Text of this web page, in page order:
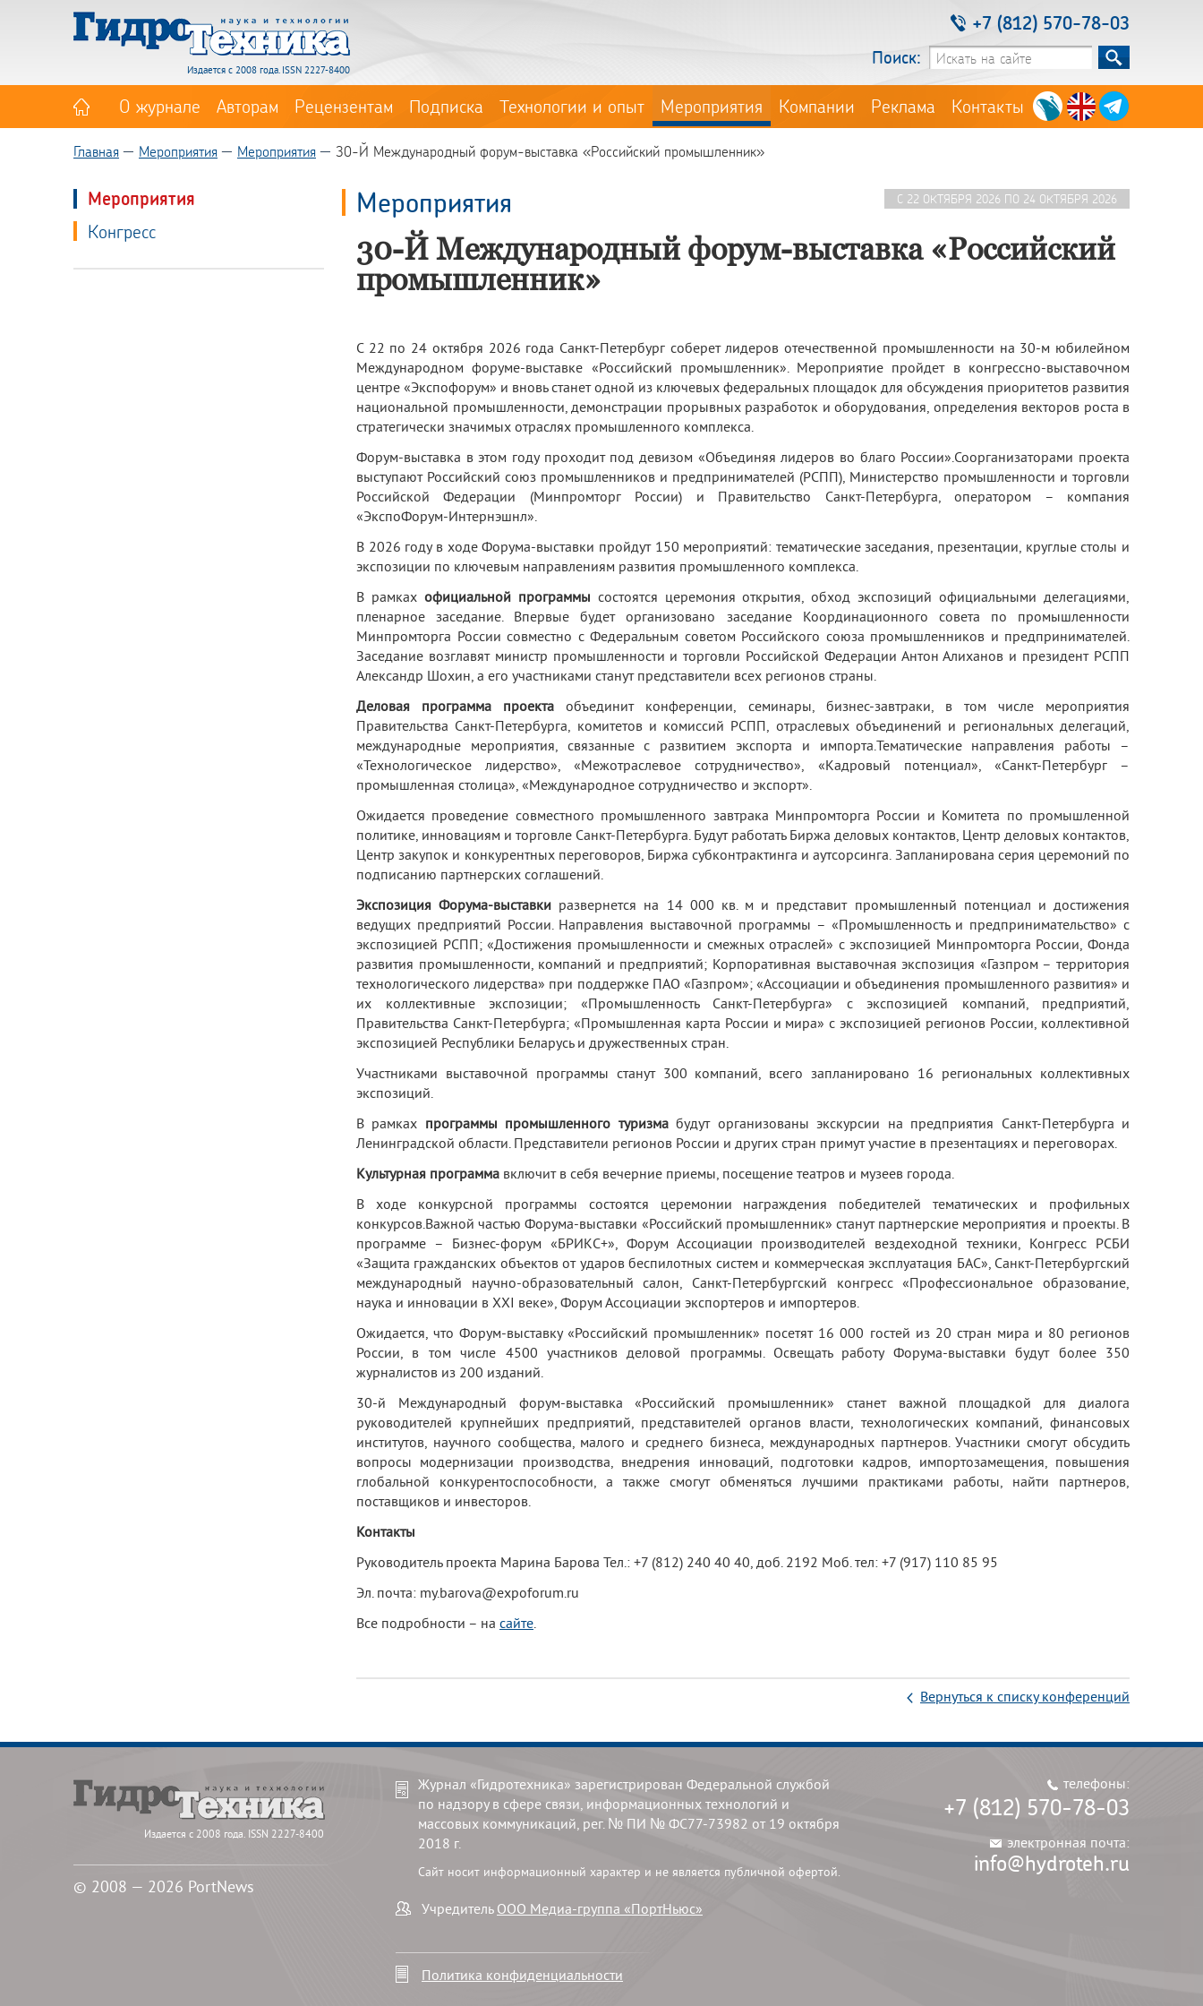
Издается с 2008 года. ISSN 2227-8400
+7 (812) 570-78-03
Поиск:
О журнале Авторам Рецензентам Подписка Технологии и опыт Мероприятия Компании Реклама Контакты
Главная Мероприятия Мероприятия 30-Й Международный форум-выставка «Российский промышленник»
Мероприятия
Конгресс
C 22 ОКТЯБРЯ 2026 ПО 24 ОКТЯБРЯ 2026
Мероприятия
30-Й Международный форум-выставка «Российский
промышленник»
С 22 по 24 октября 2026 года Санкт-Петербург соберет лидеров отечественной промышленности на 30-м юбилейном
Международном форуме-выставке «Российский промышленник». Мероприятие пройдет в конгрессно-выставочном
центре «Экспофорум» и вновь станет одной из ключевых федеральных площадок для обсуждения приоритетов развития
национальной промышленности, демонстрации прорывных разработок и оборудования, определения векторов роста в
стратегически значимых отраслях промышленного комплекса.
Форум-выставка в этом году проходит под девизом «Объединяя лидеров во благо России».Соорганизаторами проекта
выступают Российский союз промышленников и предпринимателей (РСПП), Министерство промышленности и торговли
Российской Федерации (Минпромторг России) и Правительство Санкт-Петербурга, оператором – компания
«ЭкспоФорум-Интернэшнл».
В 2026 году в ходе Форума-выставки пройдут 150 мероприятий: тематические заседания, презентации, круглые столы и
экспозиции по ключевым направлениям развития промышленного комплекса.
В рамкахофициальной программы состоятся церемония открытия, обход экспозиций официальными делегациями,
пленарное заседание. Впервые будет организовано заседание Координационного совета по промышленности
Минпромторга России совместно с Федеральным советом Российского союза промышленников и предпринимателей.
Заседание возглавят министр промышленности и торговли Российской Федерации Антон Алиханов и президент РСПП
Александр Шохин, а его участниками станут представители всех регионов страны.
Деловая программа проекта объединит конференции, семинары, бизнес-завтраки, в том числе мероприятия
Правительства Санкт-Петербурга, комитетов и комиссий РСПП, отраслевых объединений и региональных делегаций,
международные мероприятия, связанные с развитием экспорта и импорта.Тематические направления работы –
«Технологическое лидерство», «Межотраслевое сотрудничество», «Кадровый потенциал», «Санкт-Петербург –
промышленная столица», «Международное сотрудничество и экспорт».
Ожидается проведение совместного промышленного завтрака Минпромторга России и Комитета по промышленной
политике, инновациям и торговле Санкт‑Петербурга. Будут работать Биржа деловых контактов, Центр деловых контактов,
Центр закупок и конкурентных переговоров, Биржа субконтрактинга и аутсорсинга. Запланирована серия церемоний по
подписанию партнерских соглашений.
Экспозиция Форума-выставки развернется на 14 000 кв. м и представит промышленный потенциал и достижения
ведущих предприятий России. Направления выставочной программы – «Промышленность и предпринимательство» с
экспозицией РСПП; «Достижения промышленности и смежных отраслей» с экспозицией Минпромторга России, Фонда
развития промышленности, компаний и предприятий; Корпоративная выставочная экспозиция «Газпром – территория
технологического лидерства» при поддержке ПАО «Газпром»; «Ассоциации и объединения промышленного развития» и
их коллективные экспозиции; «Промышленность Санкт-Петербурга» с экспозицией компаний, предприятий,
Правительства Санкт-Петербурга; «Промышленная карта России и мира» с экспозицией регионов России, коллективной
экспозицией Республики Беларусь и дружественных стран.
Участниками выставочной программы станут 300 компаний, всего запланировано 16 региональных коллективных
экспозиций.
В рамках программы промышленного туризмабудут организованы экскурсии на предприятия Санкт-Петербурга и
Ленинградской области. Представители регионов России и других стран примут участие в презентациях и переговорах.
Культурная программа включит в себя вечерние приемы, посещение театров и музеев города.
В ходе конкурсной программы состоятся церемонии награждения победителей тематических и профильных
конкурсов.Важной частью Форума-выставки «Российский промышленник» станут партнерские мероприятия и проекты. В
программе – Бизнес-форум «БРИКС+», Форум Ассоциации производителей вездеходной техники, Конгресс РСБИ
«Защита гражданских объектов от ударов беспилотных систем и коммерческая эксплуатация БАС», Санкт-Петербургский
международный научно-образовательный салон, Санкт-Петербургский конгресс «Профессиональное образование,
наука и инновации в XXI веке», Форум Ассоциации экспортеров и импортеров.
Ожидается, что Форум-выставку «Российский промышленник» посетят 16 000 гостей из 20 стран мира и 80 регионов
России, в том числе 4500 участников деловой программы. Освещать работу Форума-выставки будут более 350
журналистов из 200 изданий.
30-й Международный форум-выставка «Российский промышленник» станет важной площадкой для диалога
руководителей крупнейших предприятий, представителей органов власти, технологических компаний, финансовых
институтов, научного сообщества, малого и среднего бизнеса, международных партнеров. Участники смогут обсудить
вопросы модернизации производства, внедрения инноваций, подготовки кадров, импортозамещения, повышения
глобальной конкурентоспособности, а также смогут обменяться лучшими практиками работы, найти партнеров,
поставщиков и инвесторов.
Контакты
Руководитель проекта Марина Барова Тел.: +7 (812) 240 40 40, доб. 2192 Моб. тел: +7 (917) 110 85 95
Эл. почта: my.barova@expoforum.ru
Все подробности – на сайте.
Вернуться к списку конференций
Издается с 2008 года. ISSN 2227-8400
© 2008 — 2026 PortNews
Журнал «Гидротехника» зарегистрирован Федеральной службой
по надзору в сфере связи, информационных технологий и
массовых коммуникаций, рег. № ПИ № ФС77-73982 от 19 октября
2018 г.
Сайт носит информационный характер и не является публичной офертой.
Учредитель ООО Медиа-группа «ПортНьюс»
Политика конфиденциальности
телефоны:
+7 (812) 570-78-03
электронная почта:
info@hydroteh.ru